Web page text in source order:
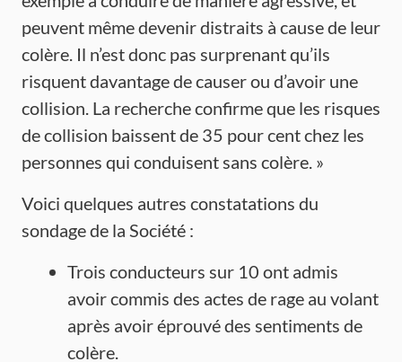
peuvent même devenir distraits à cause de leur
colère. Il n’est donc pas surprenant qu’ils
risquent davantage de causer ou d’avoir une
collision. La recherche confirme que les risques
de collision baissent de 35 pour cent chez les
personnes qui conduisent sans colère. »
Voici quelques autres constatations du
sondage de la Société :
Trois conducteurs sur 10 ont admis
avoir commis des actes de rage au volant
après avoir éprouvé des sentiments de
colère.